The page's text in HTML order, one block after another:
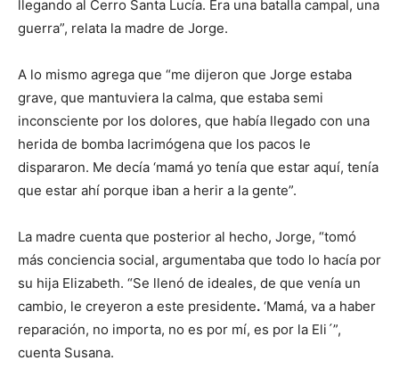
llegando al Cerro Santa Lucía. Era una batalla campal, una
guerra”, relata la madre de Jorge.
A lo mismo agrega que “me dijeron que Jorge estaba
grave, que mantuviera la calma, que estaba semi
inconsciente por los dolores, que había llegado con una
herida de bomba lacrimógena que los pacos le
dispararon. Me decía ‘mamá yo tenía que estar aquí, tenía
que estar ahí porque iban a herir a la gente”.
La madre cuenta que posterior al hecho, Jorge, “tomó
más conciencia social, argumentaba que todo lo hacía por
su hija Elizabeth. “Se llenó de ideales, de que venía un
cambio, le creyeron a este presidente. ‘Mamá, va a haber
reparación, no importa, no es por mí, es por la Eli´”,
cuenta Susana.